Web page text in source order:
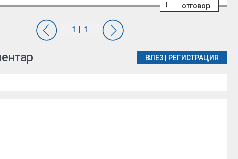
отговор
!
ВЛЕЗ РЕГИСТРАЦИЯ